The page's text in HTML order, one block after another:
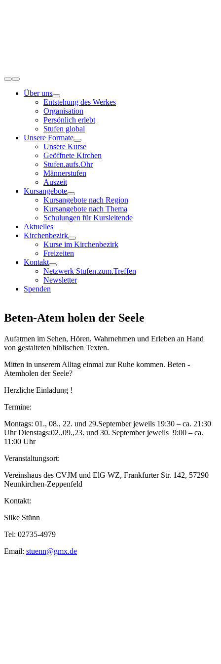
Toggle
NavigationÜber uns
Entstehung des Werkes
Organisation
Persönlich erlebt
Stufen global
Unsere Formate
Unsere Kurse
Geöffnete Kirchen
Stufen.aufs.Ohr
Männerstufen
Auszeit
Kursangebote
Kursangebote nach Region
Kursangebote nach Thema
Schulungen für Kursleitende
Aktuelles
Kirchenbezirk
Kurse im Kirchenbezirk
Freizeiten
Kontakt
Netzwerk Stufen.zum.Treffen
Newsletter
Spenden
Beten-Atem holen der Seele
Aufatmen im Sehen, Hören, Wahrnehmen und Erleben an Hand
von gestalteten biblischen Texten.
Mitten in unserem Alltag einmal zur Ruhe kommen. Beten -
Atemholen der Seele?
Herzliche Einladung !
Termine:
Montags: 01., 08., 22. und 29.September jeweils 19:30 – ca. 21:30
Uhr Dienstags:02.,09.,23. und 30. September jeweils 9:00 – ca.
11:00 Uhr
Veranstaltungsort:
Vereinshaus des CVJM und ElG WZ, Frankfurter Str. 142, 57290
Neunkirchen-Zeppenfeld
Kontakt:
Silke Stünn
Tel: 02735-4979
Email: stuenn@gmx.de